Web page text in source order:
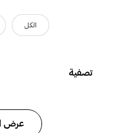
الكل
تصفية
عرض